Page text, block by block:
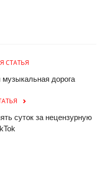
СТАТЬЯ
дорога
суток за нецензурную